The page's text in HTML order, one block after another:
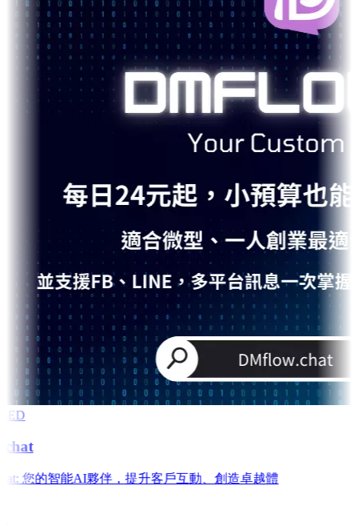
您的智能AI夥伴，提升客戶互動、創造卓越體